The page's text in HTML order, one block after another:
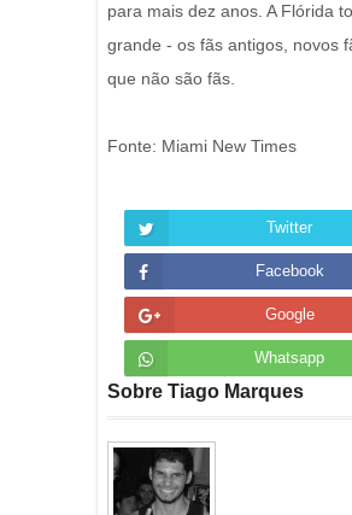
para mais dez anos. A Flórida
grande - os fãs antigos, novos
que não são fãs.
Fonte: Miami New Times
Twitter
Facebook
Google
Whatsapp
Sobre Tiago Marques